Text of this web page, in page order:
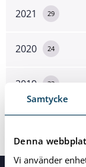
Samtycke
Denna
Vi använder
2021 29
2020 24
2019 33
2018 11